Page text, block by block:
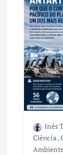
Inês
Ciência,